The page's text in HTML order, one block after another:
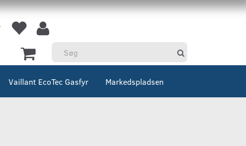
Vaillant EcoTec Gasfyr Markedspladsen